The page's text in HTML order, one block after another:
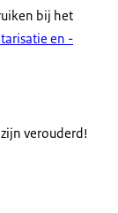
bij het
en -
verouderd!